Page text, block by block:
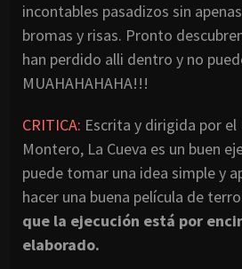
incontables pasadizos sin
bromas y risas. Pronto
han perdido alli dentro y no
MUAHAHAHAHA!!!
CRITICA: Escrita y dirigida por
Montero, La Cueva es un buen
puede tomar una idea simple y
hacer una buena película de
que la ejecución está por
elaborado.